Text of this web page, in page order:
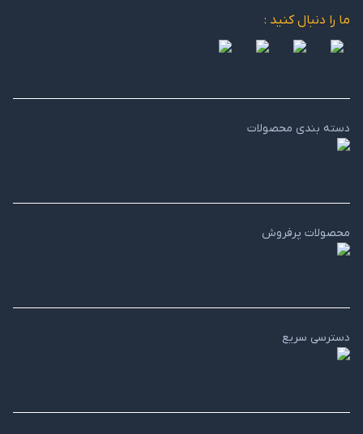
ما را دنبال کنید :
دسته بندی محصولات
محصولات پرفروش
دسترسی سریع